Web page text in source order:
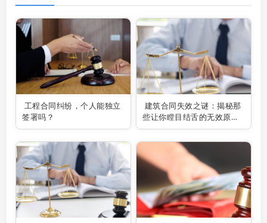
工程合同纠纷，个人能独立
签署吗？
建筑合同失效之谜：揭秘那
些让你瞠目结舌的无效原
因！